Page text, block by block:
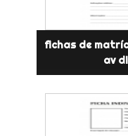
fichas de
av